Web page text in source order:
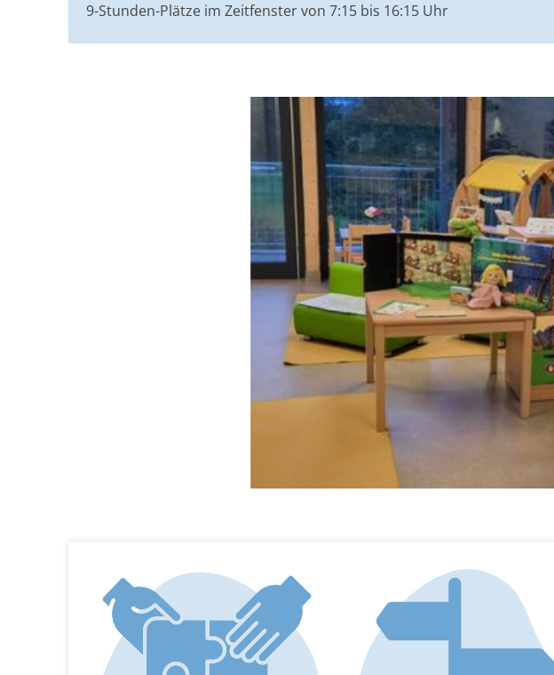
9-Stunden-Plätze im Zeitfenster von 7:15 bis 16:15 Uhr